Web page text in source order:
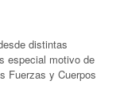
distintas
especial motivo de
Fuerzas y Cuerpos